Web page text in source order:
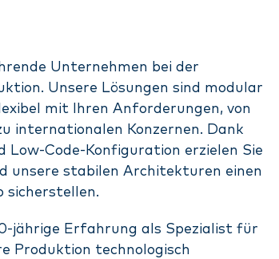
Unternehmen bei der
Unsere Lösungen sind modular
mit Ihren Anforderungen, von
internationalen Konzernen. Dank
Code-Konfiguration erzielen Sie
unsere stabilen Architekturen einen
sicherstellen.
jährige Erfahrung als Spezialist für
Produktion technologisch